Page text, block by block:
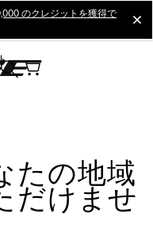
のクレジットを獲得で
たの地域
だけませ